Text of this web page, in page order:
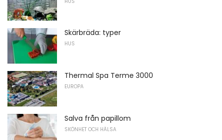
Skärbräda: typer
HUS
Thermal Spa Terme 3000
EUROPA
Salva från papillom
SKÖNHET OCH HÄLSA